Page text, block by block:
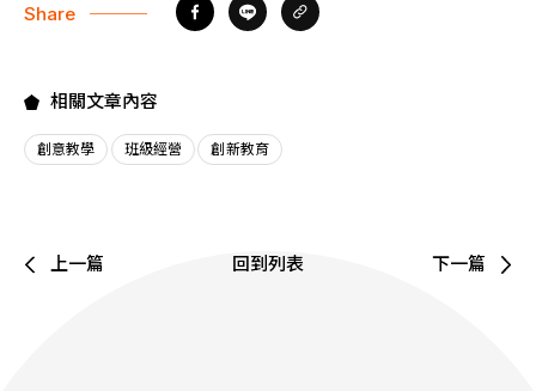
Share
相關文章內容
創意教學 班級經營 創新教育
上一篇 回到列表 下一篇